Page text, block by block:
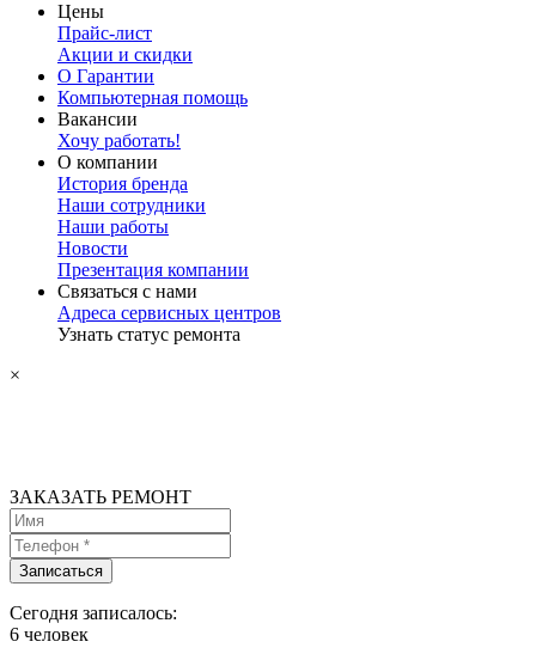
Цены
Прайс-лист
Акции и скидки
О Гарантии
Компьютерная помощь
Вакансии
Хочу работать!
О компании
История бренда
Наши сотрудники
Наши работы
Новости
Презентация компании
Связаться с нами
Адреса сервисных центров
Узнать статус ремонта
×
ЗАКАЗАТЬ РЕМОНТ
Сегодня записалось:
6 человек